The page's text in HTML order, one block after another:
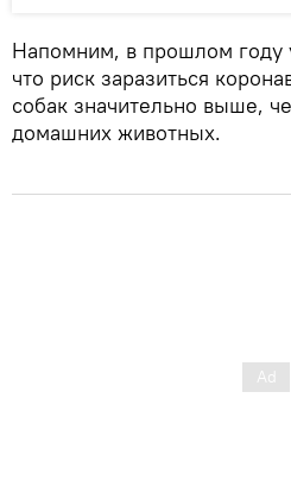
Напомним, в прошлом году
что риск заразиться
собак значительно выше,
домашних животных.